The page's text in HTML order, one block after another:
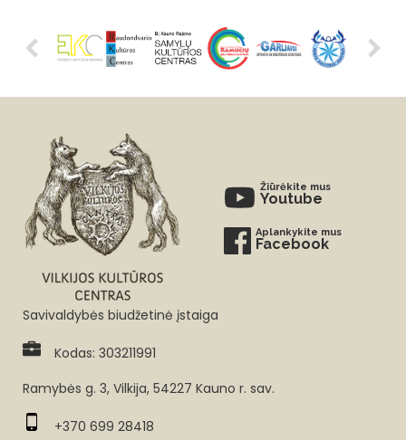
Žiūrėkite mus
Youtube
Aplankykite mus
Facebook
Savivaldybės biudžetinė įstaiga
Kodas: 303211991
Ramybės g. 3, Vilkija, 54227 Kauno r. sav.
+370 699 28418